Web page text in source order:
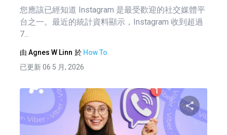
您應該已經知道 Instagram 是最受歡迎的社交媒體平
台之一。最近的統計資料顯示，Instagram 收到超過
7...
由 Agnes W Linn 於 How To
已更新 06 5 月, 2026